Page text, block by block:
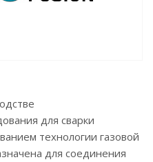
для сварки
технологии газовой
для соединения